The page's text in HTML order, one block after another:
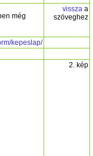
még
vissza a
szöveghez
kepeslap/
2. kép